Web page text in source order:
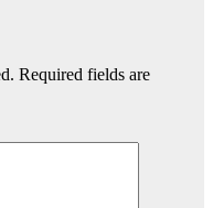
Required fields are